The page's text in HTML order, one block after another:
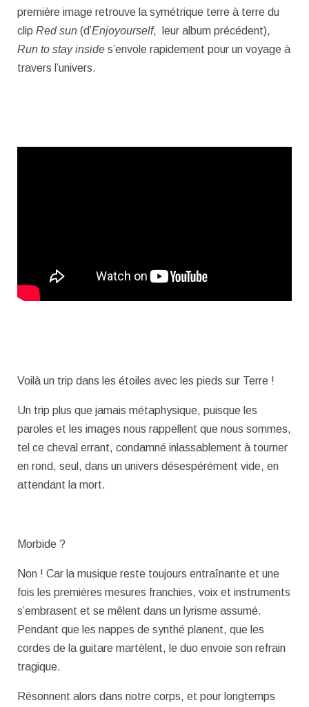
première image retrouve la symétrique terre à terre du
clip Red sun (d’Enjoyourself, leur album précédent),
Run to stay inside s’envole rapidement pour un voyage à
travers l’univers.
Voilà un trip dans les étoiles avec les pieds sur Terre !
Un trip plus que jamais métaphysique, puisque les
paroles et les images nous rappellent que nous sommes,
tel ce cheval errant, condamné inlassablement à tourner
en rond, seul, dans un univers désespérément vide, en
attendant la mort.
Morbide ?
Non ! Car la musique reste toujours entraînante et une
fois les premières mesures franchies, voix et instruments
s’embrasent et se mêlent dans un lyrisme assumé.
Pendant que les nappes de synthé planent, que les
cordes de la guitare martèlent, le duo envoie son refrain
tragique.
Résonnent alors dans notre corps, et pour longtemps